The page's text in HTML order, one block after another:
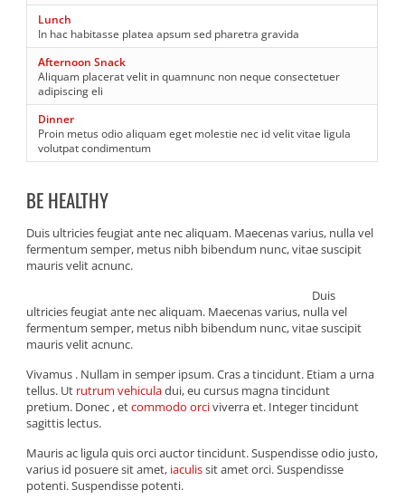
Lunch
In hac habitasse platea apsum sed pharetra gravida
Afternoon Snack
Aliquam placerat velit in quamnunc non neque consectetuer
adipiscing eli
Dinner
Proin metus odio aliquam eget molestie nec id velit vitae ligula
volutpat condimentum
BE HEALTHY
Duis ultricies feugiat ante nec aliquam. Maecenas varius, nulla vel
fermentum semper, metus nibh bibendum nunc, vitae suscipit
mauris velit acnunc.
Duis
ultricies feugiat ante nec aliquam. Maecenas varius, nulla vel
fermentum semper, metus nibh bibendum nunc, vitae suscipit
mauris velit acnunc.
Vivamus . Nullam in semper ipsum. Cras a tincidunt. Etiam a urna
tellus. Ut rutrum vehiculadui, eu cursus magna tincidunt
pretium. Donec , etcommodo orciviverra et. Integer tincidunt
sagittis lectus.
Mauris ac ligula quis orci auctor tincidunt. Suspendisse odio justo,
varius id posuere sit amet, iaculissit amet orci. Suspendisse
potenti. Suspendisse potenti.